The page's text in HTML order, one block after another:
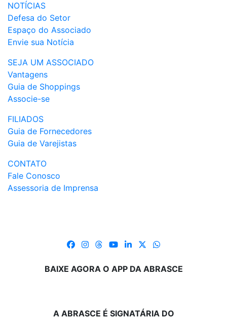
NOTÍCIAS
Defesa do Setor
Espaço do Associado
Envie sua Notícia
SEJA UM ASSOCIADO
Vantagens
Guia de Shoppings
Associe-se
FILIADOS
Guia de Fornecedores
Guia de Varejistas
CONTATO
Fale Conosco
Assessoria de Imprensa
BAIXE AGORA O APP DA ABRASCE
A ABRASCE É SIGNATÁRIA DO